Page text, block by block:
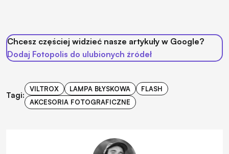
Chcesz częściej widzieć nasze artykuły w Google?
Dodaj Fotopolis do ulubionych źródeł
Tagi:
VILTROX LAMPA BŁYSKOWA
FLASH
AKCESORIA FOTOGRAFICZNE